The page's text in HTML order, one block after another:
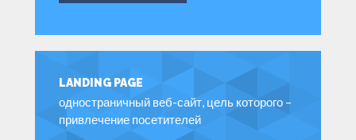
LANDING PAGE
одностраничный веб-сайт, цель которого –
привлечение посетителей